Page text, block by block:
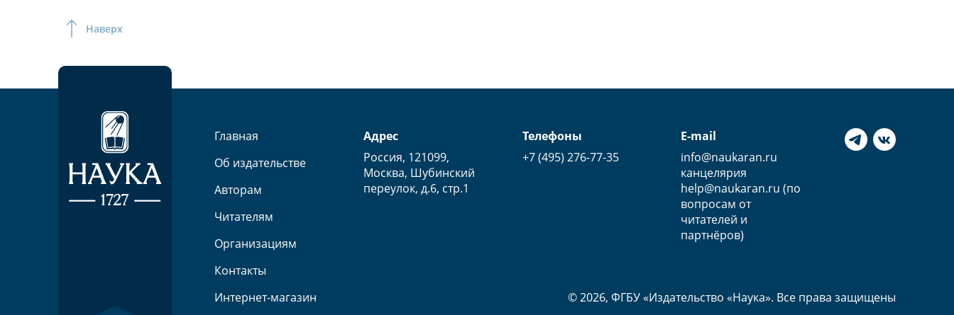
Наверх
Главная
Об издательстве
Авторам
Читателям
Организациям
Контакты
Интернет-магазин
Адрес
Россия, 121099,
Москва, Шубинский
переулок, д.6, стр.1
Телефоны
+7 (495) 276-77-35
E-mail
info@naukaran.ru
канцелярия
help@naukaran.ru (по
вопросам от
читателей и
партнёров)
© 2026, ФГБУ «Издательство «Наука». Все права защищены